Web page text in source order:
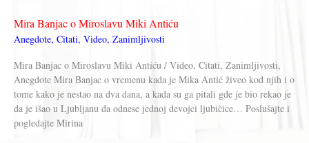
Mira Banjac o Miroslavu Miki Antiću
Anegdote, Citati, Video, Zanimljivosti
Mira Banjac o Miroslavu Miki Antiću / Video, Citati, Zanimljivosti,
Anegdote Mira Banjac o vremenu kada je Mika Antić živeo kod njih i o
tome kako je nestao na dva dana, a kada su ga pitali gde je bio rekao je
da je išao u Ljubljanu da odnese jednoj devojci ljubičice… Poslušajte i
pogledajte Mirina